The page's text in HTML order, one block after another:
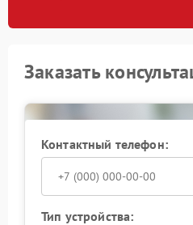
Заказать
Контактный телефон:
Тип устройства: